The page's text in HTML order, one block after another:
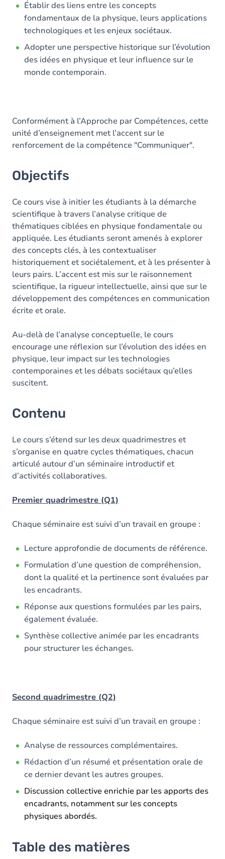
Établir des liens entre les concepts
fondamentaux de la physique, leurs applications
technologiques et les enjeux sociétaux.
Adopter une perspective historique sur l’évolution
des idées en physique et leur influence sur le
monde contemporain.
Conformément à l’Approche par Compétences, cette
unité d’enseignement met l’accent sur le
renforcement de la compétence "Communiquer".
Objectifs
Ce cours vise à initier les étudiants à la démarche
scientifique à travers l’analyse critique de
thématiques ciblées en physique fondamentale ou
appliquée. Les étudiants seront amenés à explorer
des concepts clés, à les contextualiser
historiquement et sociétalement, et à les présenter à
leurs pairs. L’accent est mis sur le raisonnement
scientifique, la rigueur intellectuelle, ainsi que sur le
développement des compétences en communication
écrite et orale.
Au-delà de l’analyse conceptuelle, le cours
encourage une réflexion sur l’évolution des idées en
physique, leur impact sur les technologies
contemporaines et les débats sociétaux qu’elles
suscitent.
Contenu
Le cours s’étend sur les deux quadrimestres et
s’organise en quatre cycles thématiques, chacun
articulé autour d’un séminaire introductif et
d’activités collaboratives.
Premier quadrimestre (Q1)
Chaque séminaire est suivi d’un travail en groupe :
Lecture approfondie de documents de référence.
Formulation d’une question de compréhension,
dont la qualité et la pertinence sont évaluées par
les encadrants.
Réponse aux questions formulées par les pairs,
également évaluée.
Synthèse collective animée par les encadrants
pour structurer les échanges.
Second quadrimestre (Q2)
Chaque séminaire est suivi d’un travail en groupe :
Analyse de ressources complémentaires.
Rédaction d’un résumé et présentation orale de
ce dernier devant les autres groupes.
Discussion collective enrichie par les apports des
encadrants, notamment sur les concepts
physiques abordés.
Table des matières